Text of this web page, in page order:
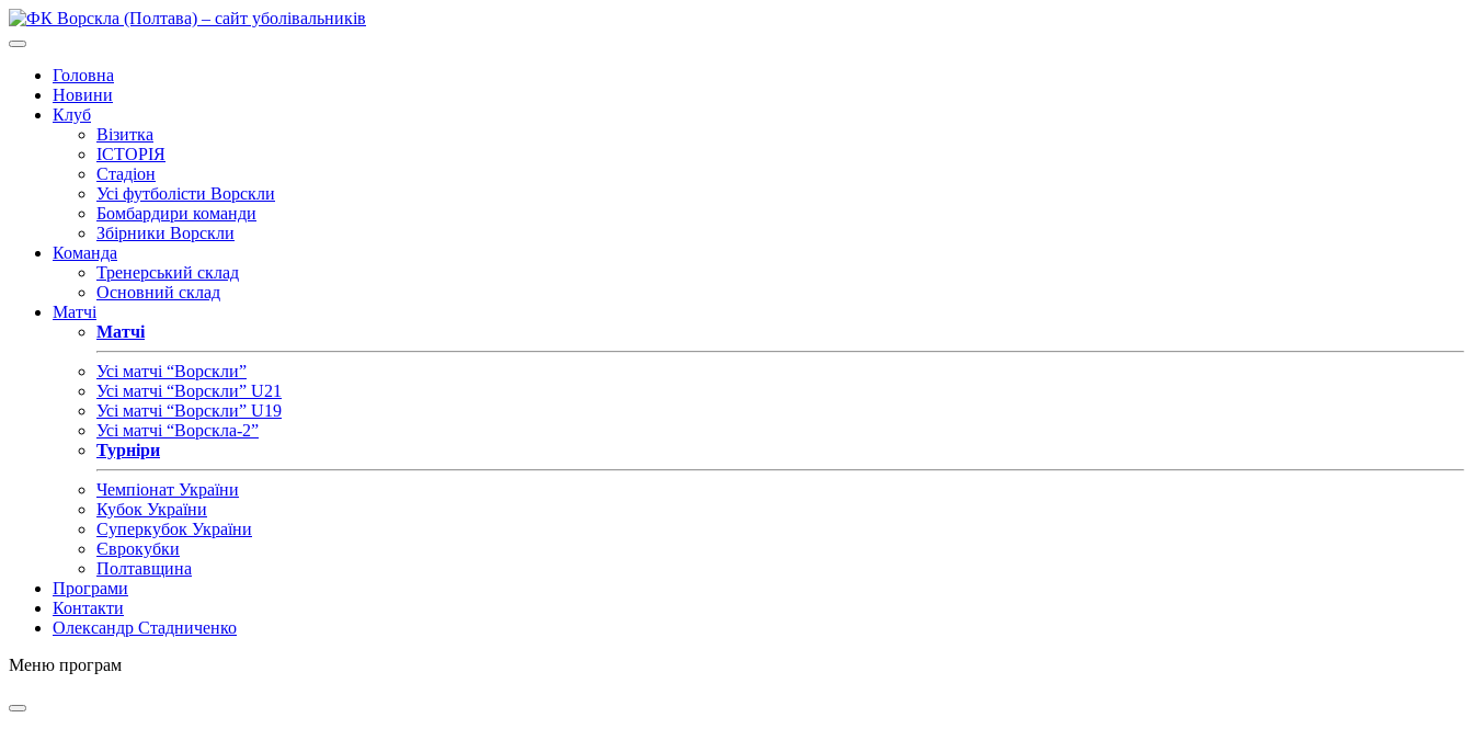
Головна
Новини
Клуб
Візитка
ІСТОРІЯ
Стадіон
Усі футболісти Ворскли
Бомбардири команди
Збірники Ворскли
Команда
Тренерський склад
Основний склад
Матчі
Матчі
Усі матчі “Ворскли”
Усі матчі “Ворскли” U21
Усі матчі “Ворскли” U19
Усі матчі “Ворскла-2”
Турніри
Чемпіонат України
Кубок України
Суперкубок України
Єврокубки
Полтавщина
Програми
Контакти
Олександр Стадниченко
Меню програм